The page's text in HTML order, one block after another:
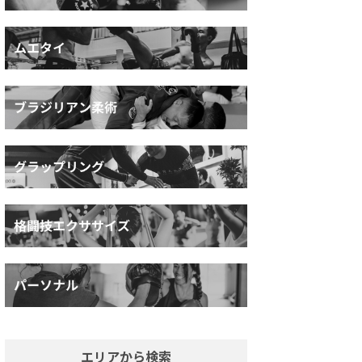
エリアから検索